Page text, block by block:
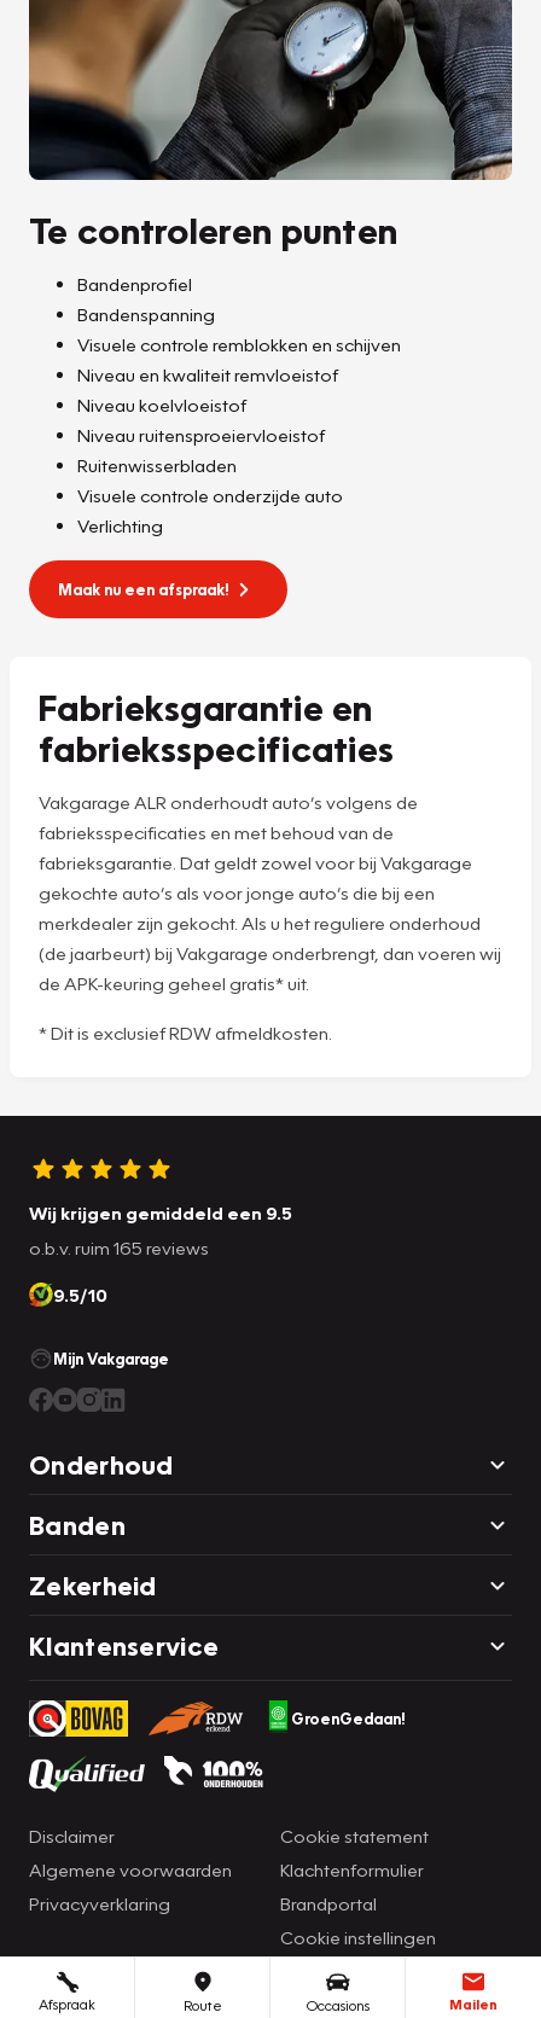
Te controleren punten
Bandenprofiel
Bandenspanning
Visuele controle remblokken en schijven
Niveau en kwaliteit remvloeistof
Niveau koelvloeistof
Niveau ruitensproeiervloeistof
Ruitenwisserbladen
Visuele controle onderzijde auto
Verlichting
Maak nu een afspraak!
Fabrieksgarantie en
fabrieksspecificaties
Vakgarage ALR onderhoudt auto’s volgens de
fabrieksspecificaties en met behoud van de
fabrieksgarantie. Dat geldt zowel voor bij Vakgarage
gekochte auto’s als voor jonge auto’s die bij een
merkdealer zijn gekocht. Als u het reguliere onderhoud
(de jaarbeurt) bij Vakgarage onderbrengt, dan voeren wij
de APK-keuring geheel gratis* uit.
* Dit is exclusief RDW afmeldkosten.
Afspraak Route Occasions Mailen
Wij krijgen gemiddeld een 9.5
o.b.v. ruim 165 reviews
9.5/10
Mijn Vakgarage
Onderhoud
Banden
Zekerheid
Klantenservice
GroenGedaan!
Disclaimer
Algemene voorwaarden
Privacyverklaring
Cookie statement
Klachtenformulier
Brandportal
Cookie instellingen